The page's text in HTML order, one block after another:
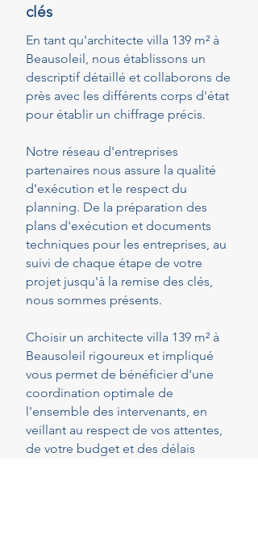
clés
En tant qu'architecte villa 139 m² à
Beausoleil, nous établissons un
descriptif détaillé et collaborons de
près avec les différents corps d'état
pour établir un chiffrage précis.
Notre réseau d'entreprises
partenaires nous assure la qualité
d'exécution et le respect du
planning. De la préparation des
plans d'exécution et documents
techniques pour les entreprises, au
suivi de chaque étape de votre
projet jusqu'à la remise des clés,
nous sommes présents.
Choisir un architecte villa 139 m² à
Beausoleil rigoureux et impliqué
vous permet de bénéficier d'une
coordination optimale de
l'ensemble des intervenants, en
veillant au respect de vos attentes,
de votre budget et des délais